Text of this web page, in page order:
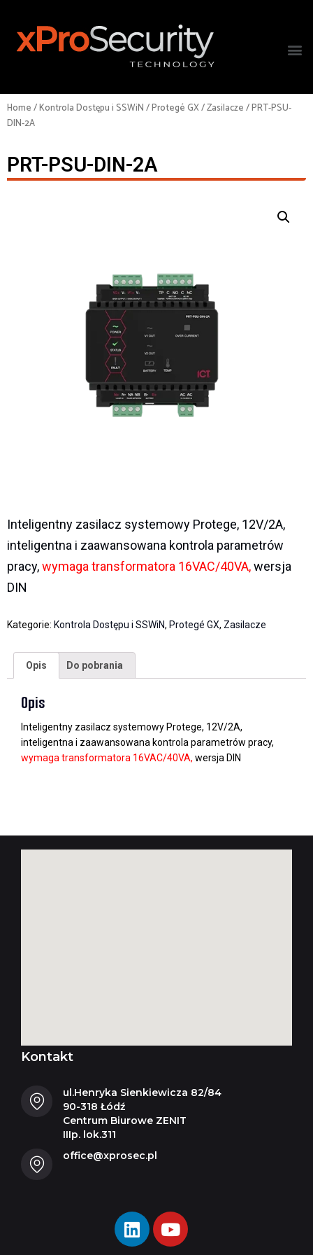
Home/Kontrola Dostępu i SSWiN/Protegé GX/Zasilacze/ PRT-PSU-
DIN-2A
PRT-PSU-DIN-2A
Inteligentny zasilacz systemowy Protege, 12V/2A,
inteligentna i zaawansowana kontrola parametrów
pracy,wymaga transformatora 16VAC/40VA,wersja
DIN
Kategorie: Kontrola Dostępu i SSWiN, Protegé GX, Zasilacze
Opis Do pobrania
Opis
Inteligentny zasilacz systemowy Protege, 12V/2A,
inteligentna i zaawansowana kontrola parametrów pracy,
wymaga transformatora 16VAC/40VA, wersja DIN
Kontakt
ul.Henryka Sienkiewicza 82/84
90-318 Łódź
Centrum Biurowe ZENIT
IIIp. lok.311
office@xprosec.pl